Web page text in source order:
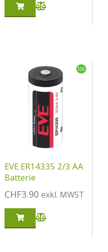
100
EVE ER14335 2/3 AA
Batterie
CHF3.90 exkl. MWST